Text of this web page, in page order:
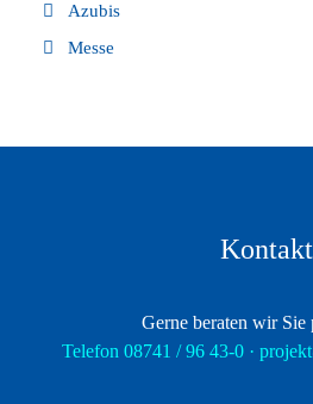
Azubis
Messe
Kontakt
Gerne beraten wir Sie
Telefon 08741 / 96 43-0 ·